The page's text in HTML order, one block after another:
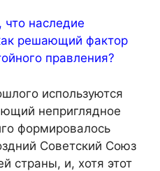
наследие
решающий фактор
правления?
используются
неприглядное
формировалось
Советский Союз
страны, и, хотя этот